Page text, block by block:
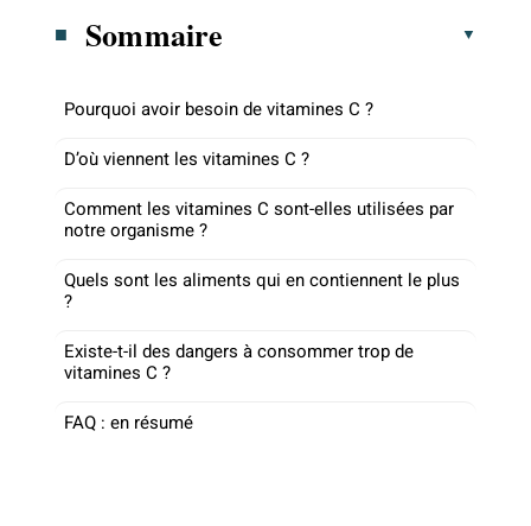
Sommaire
Pourquoi avoir besoin de vitamines C ?
D’où viennent les vitamines C ?
Comment les vitamines C sont-elles utilisées par
notre organisme ?
Quels sont les aliments qui en contiennent le plus
?
Existe-t-il des dangers à consommer trop de
vitamines C ?
FAQ : en résumé